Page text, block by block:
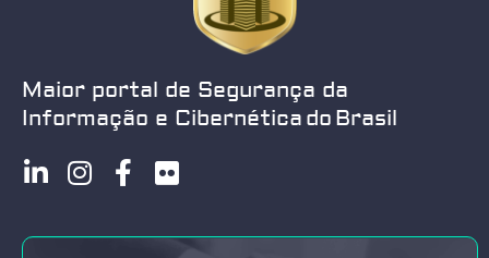
Maior portal de Segurança da
Informação e Cibernética do Brasil